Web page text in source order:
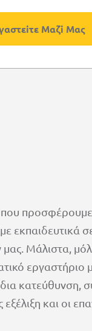
Μαζi Μας
που
εκπαιδευτικά
Μάλιστα,
εργαστήριο
κατεύθυνση,
και οι